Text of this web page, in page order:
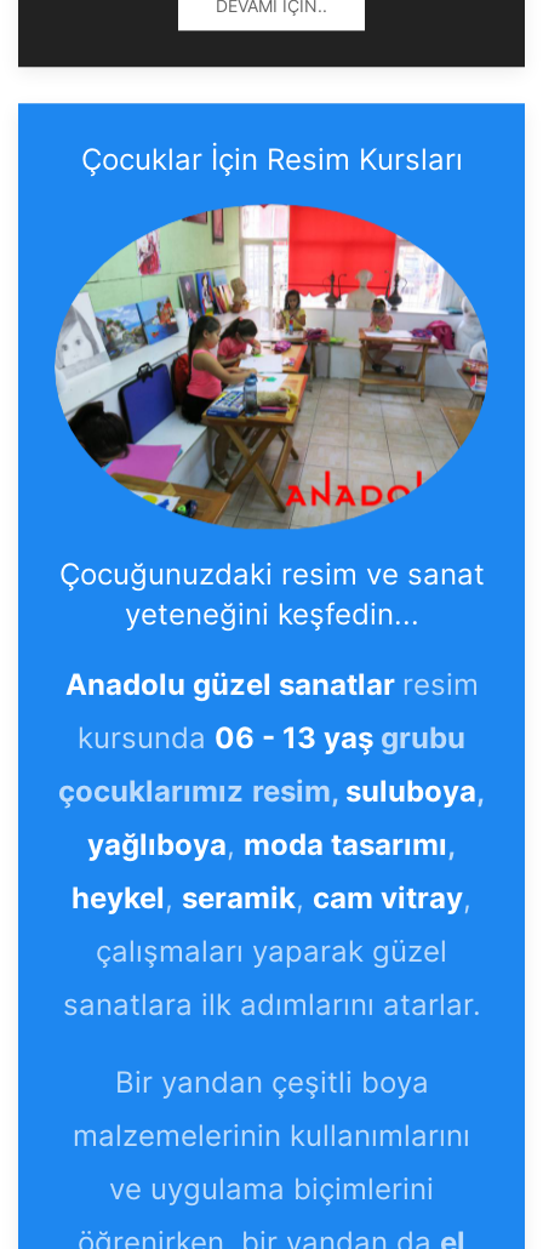
DEVAMI İÇIN..
Çocuklar İçin Resim Kursları
Çocuğunuzdaki resim ve sanat
yeteneğini keşfedin...
Anadolu güzel sanatlar resim
kursunda 06 - 13 yaş grubu
çocuklarımız resim, suluboya,
yağlıboya, moda tasarımı,
heykel, seramik, cam vitray,
çalışmaları yaparak güzel
sanatlara ilk adımlarını atarlar.
Bir yandan çeşitli boya
malzemelerinin kullanımlarını
ve uygulama biçimlerini